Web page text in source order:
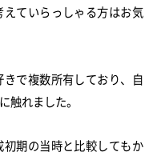
ていらっしゃる方はお気
で複数所有しており、 自
触れました。
初期の当時と比較してもか